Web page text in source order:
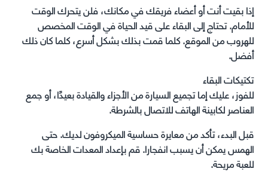
إذا بقيت أنت أو أعضاء فريقك في مكانك، فلن يتحرك الوقت
للأمام. تحتاج إلى البقاء على قيد الحياة في الوقت المخصص
للهروب من الموقع. كلما قمت بذلك بشكل أسرع، كلما كان ذلك
أفضل.
تكتيكات البقاء
للفوز، عليك إما تجميع السيارة من الأجزاء والقيادة بعيدًا، أو جمع
العناصر لكابينة الهاتف للاتصال بالشرطة.
قبل البدء، تأكد من معايرة حساسية الميكروفون لديك. حتى
الهمس يمكن أن يسبب انفجارا. قم بإعداد المعدات الخاصة بك
للعبة مريحة.